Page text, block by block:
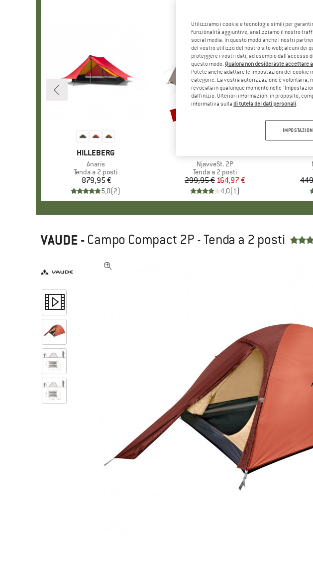
MARCHIO
HILLEBERG
Articolo
Anaris
Gruppo di prodotti
Tenda a 2 posti
Prezzo
879,95 €
5,0(2)
Articolo
NjavveSt. 2P
Gruppo di prodotti
Tenda a 2 posti
Prezzo
299,95 €Prezzo ridotto
164,97 €
4,0(1)
Sconto
45% fino al
VAUDE - Campo Compact 2P - Tenda a 2 posti
Utilizziamo i cookie e tecnologie simili per
funzionalità aggiuntive, analizziamo il nostro
social media. In questo modo anche i nostri
del vostro utilizzo del nostro sito web; alcuni dei
proteggere i vostri dati, ad esempio dall'accesso
questo modo. Qualora non desideraste accettare
Potete anche adattare le impostazioni dei cookie
categorie. La vostra autorizzazione è volontaria,
revocata in qualunque momento nelle
dall'inizio. Ulteriori informazioni in proposito,
informativa sulla di tutela dei dati personali.